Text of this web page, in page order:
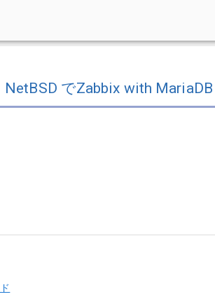
NetBSD でZabbix with